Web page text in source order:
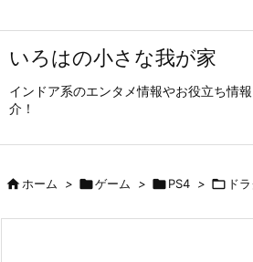
いろはの小さな我が家
インドア系のエンタメ情報やお役立ち情
介！
ホーム > ゲーム > PS4 >  ド